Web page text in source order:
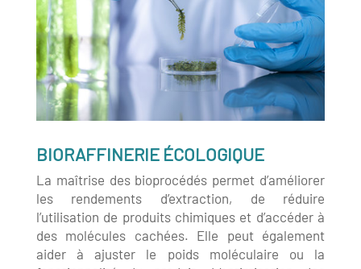
BIORAFFINERIE ÉCOLOGIQUE
La maîtrise des bioprocédés permet d’améliorer
les rendements d’extraction, de réduire
l’utilisation de produits chimiques et d’accéder à
des molécules cachées. Elle peut également
aider à ajuster le poids moléculaire ou la